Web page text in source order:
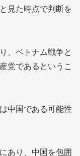
見た時点で判断を
、ベトナム戦争と
党であるというこ
中国である可能性
あり、中国を包囲